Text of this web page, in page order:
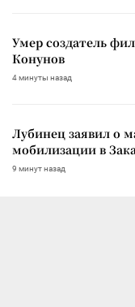
Умер создатель
Конунов
4 минуты назад
Лубинец заявил о
мобилизации в
9 минут назад